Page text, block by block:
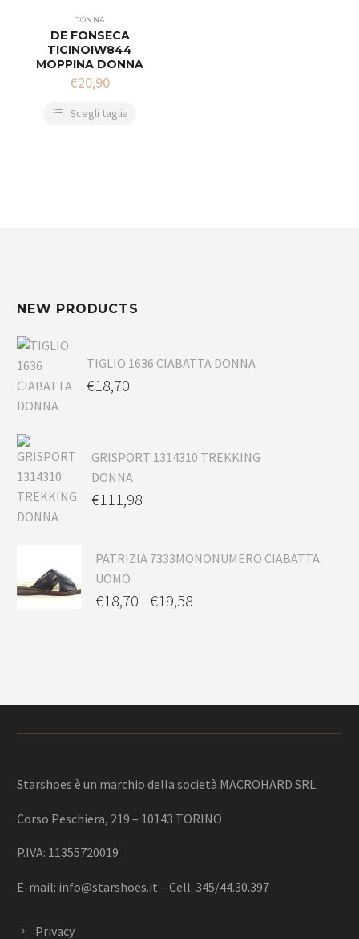
DONNA
DE FONSECA
TICINOIW844
MOPPINA DONNA
€20,90
Scegli taglia
NEW PRODUCTS
TIGLIO 1636 CIABATTA DONNA
€18,70
GRISPORT 1314310 TREKKING
DONNA
€111,98
PATRIZIA 7333MONONUMERO CIABATTA
UOMO
€18,70 - €19,58
Starshoes è un marchio della società MACROHARD SRL
Corso Peschiera, 219 – 10143 TORINO
P.IVA: 11355720019
E-mail: info@starshoes.it – Cell. 345/44.30.397
Privacy